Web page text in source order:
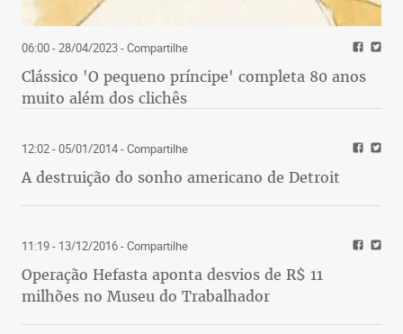
06:00 - 28/04/2023- Compartilhe
Clássico 'O pequeno príncipe' completa 80 anos
muito além dos clichês
12:02 - 05/01/2014- Compartilhe
A destruição do sonho americano de Detroit
11:19 - 13/12/2016- Compartilhe
Operação Hefasta aponta desvios de R$ 11
milhões no Museu do Trabalhador